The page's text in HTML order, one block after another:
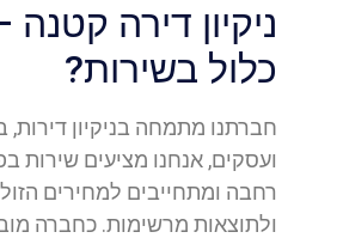
ניקיון דירה
כלול בשירות?
חברתנו מתמחה בניקיון
ועסקים, אנחנו מציעים שירות
רחבה ומתחייבים למחירים
ולתוצאות מרשימות. כחברה